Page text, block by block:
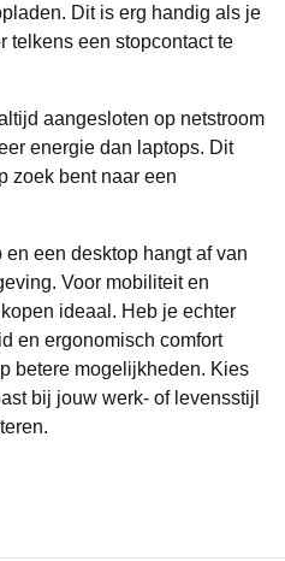
Dit is erg handig als je
telkens een stopcontact te
aangesloten op netstroom
energie dan laptops. Dit
zoek bent naar een
een desktop hangt af van
Voor mobiliteit en
ideaal. Heb je echter
en ergonomisch comfort
betere mogelijkheden. Kies
bij jouw werk- of levensstijl